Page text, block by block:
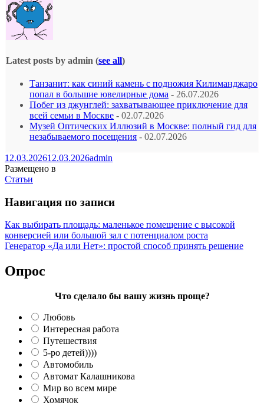
Latest posts by admin (see all)
Танзанит: как синий камень с подножия Килиманджаро
попал в большие ювелирные дома - 26.07.2026
Побег из джунглей: захватывающее приключение для
всей семьи в Москве - 02.07.2026
Музей Оптических Иллюзий в Москве: полный гид для
незабываемого посещения - 02.07.2026
12.03.202612.03.2026admin
Размещено в
Статьи
Навигация по записи
Как выбирать площадь: маленькое помещение с высокой
конверсией или большой зал с потенциалом роста
Генератор «Да или Нет»: простой способ принять решение
Опрос
Что сделало бы вашу жизнь проще?
Любовь
Интересная работа
Путешествия
5-ро детей))))
Автомобиль
Автомат Калашникова
Мир во всем мире
Хомячок